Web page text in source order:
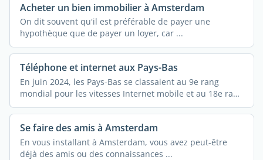
Acheter un bien immobilier à Amsterdam
On dit souvent qu'il est préférable de payer une
hypothèque que de payer un loyer, car ...
Téléphone et internet aux Pays-Bas
En juin 2024, les Pays-Bas se classaient au 9e rang
mondial pour les vitesses Internet mobile et au 18e rang
...
Se faire des amis à Amsterdam
En vous installant à Amsterdam, vous avez peut-être
déjà des amis ou des connaissances ...